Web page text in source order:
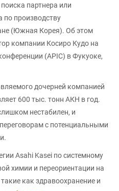
партнера или
по производству
(Южная Корея). Об этом
компании Косиро Кудо на
(APIC) в Фукуоке,
дочерней компанией
600 тыс. тонн АКН в год.
нестабилен, и
с потенциальными
Asahi Kasei по системному
химии и переориентации на
как здравоохранение и